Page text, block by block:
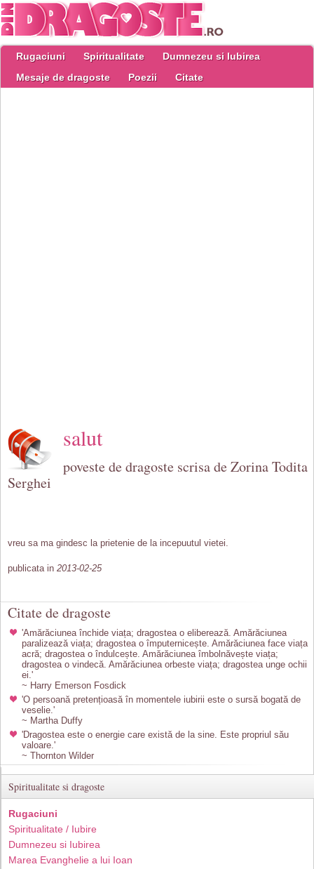
Rugaciuni Spiritualitate
Dumnezeu si Iubirea
Mesaje de dragoste
Poezii Citate
salut
poveste de dragoste scrisa de Zorina Todita
Serghei
vreu sa ma gindesc la prietenie de la incepuutul vietei.
publicata in 2013-02-25
Citate de dragoste
'Amărăciunea închide viața; dragostea o eliberează. Amărăciunea
paralizează viața; dragostea o împuternicește. Amărăciunea face viața
acră; dragostea o îndulcește. Amărăciunea îmbolnăvește viața;
dragostea o vindecă. Amărăciunea orbeste viața; dragostea unge ochii
ei.'
~ Harry Emerson Fosdick
'O persoană pretențioasă în momentele iubirii este o sursă bogată de
veselie.'
~ Martha Duffy
'Dragostea este o energie care există de la sine. Este propriul său
valoare.'
~ Thornton Wilder
Spiritualitate si dragoste
Rugaciuni
Spiritualitate / Iubire
Dumnezeu si Iubirea
Marea Evanghelie a lui Ioan